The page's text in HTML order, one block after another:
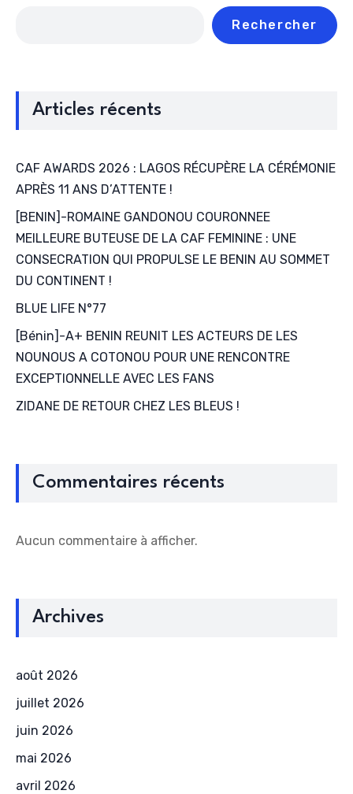
Rechercher
Articles récents
CAF AWARDS 2026 : LAGOS RÉCUPÈRE LA CÉRÉMONIE
APRÈS 11 ANS D’ATTENTE !
[BENIN]-ROMAINE GANDONOU COURONNEE
MEILLEURE BUTEUSE DE LA CAF FEMININE : UNE
CONSECRATION QUI PROPULSE LE BENIN AU SOMMET
DU CONTINENT !
BLUE LIFE N°77
[Bénin]-A+ BENIN REUNIT LES ACTEURS DE LES
NOUNOUS A COTONOU POUR UNE RENCONTRE
EXCEPTIONNELLE AVEC LES FANS
ZIDANE DE RETOUR CHEZ LES BLEUS !
Commentaires récents
Aucun commentaire à afficher.
Archives
août 2026
juillet 2026
juin 2026
mai 2026
avril 2026